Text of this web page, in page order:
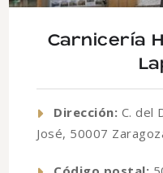
Carnicería
Dirección: C. del
José, 50007